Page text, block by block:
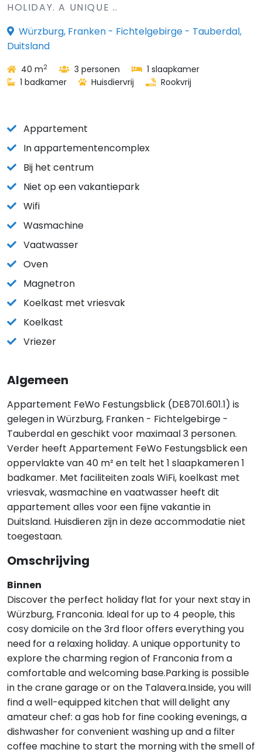
HOLIDAY. A UNIQUE ..
Würzburg, Franken - Fichtelgebirge - Tauberdal,
Duitsland
40 m2 3 personen
1 slaapkamer
1 badkamer
Huisdiervrij Rookvrij
Appartement
In appartementencomplex
Bij het centrum
Niet op een vakantiepark
Wifi
Wasmachine
Vaatwasser
Oven
Magnetron
Koelkast met vriesvak
Koelkast
Vriezer
Algemeen
Appartement FeWo Festungsblick (DE8701.601.1) is
gelegen in Würzburg, Franken - Fichtelgebirge -
Tauberdal en geschikt voor maximaal 3 personen.
Verder heeft Appartement FeWo Festungsblick een
oppervlakte van 40 m² en telt het 1 slaapkameren 1
badkamer. Met faciliteiten zoals WiFi, koelkast met
vriesvak, wasmachine en vaatwasser heeft dit
appartement alles voor een fijne vakantie in
Duitsland. Huisdieren zijn in deze accommodatie niet
toegestaan.
Omschrijving
Binnen
Discover the perfect holiday flat for your next stay in
Würzburg, Franconia. Ideal for up to 4 people, this
cosy domicile on the 3rd floor offers everything you
need for a relaxing holiday. A unique opportunity to
explore the charming region of Franconia from a
comfortable and welcoming base.Parking is possible
in the crane garage or on the Talavera.Inside, you will
find a well-equipped kitchen that will delight any
amateur chef: a gas hob for fine cooking evenings, a
dishwasher for convenient washing up and a filter
coffee machine to start the morning with the smell of